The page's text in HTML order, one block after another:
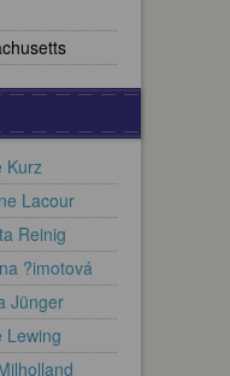
Kurz
Lacour
Reinig
?imotová
Jünger
Lewing